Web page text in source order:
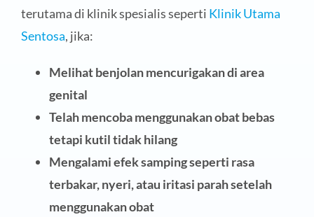
terutama di klinik spesialis seperti Klinik Utama
Sentosa, jika:
Melihat benjolan mencurigakan di area
genital
Telah mencoba menggunakan obat bebas
tetapi kutil tidak hilang
Mengalami efek samping seperti rasa
terbakar, nyeri, atau iritasi parah setelah
menggunakan obat